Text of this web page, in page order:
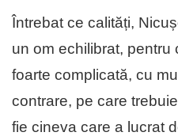
Întrebat ce calități,
un om echilibrat, pentru
foarte complicată, cu
contrare, pe care
fie cineva care a lucrat